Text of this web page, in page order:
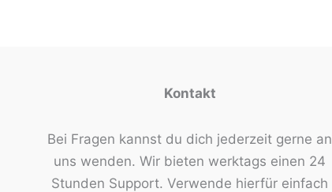
Kontakt
Bei Fragen kannst du dich jederzeit gerne an
uns wenden. Wir bieten werktags einen 24
Stunden Support. Verwende hierfür einfach